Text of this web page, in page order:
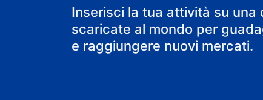
Inserisci la tua attività su una
scaricate al mondo per
e raggiungere nuovi mercati.